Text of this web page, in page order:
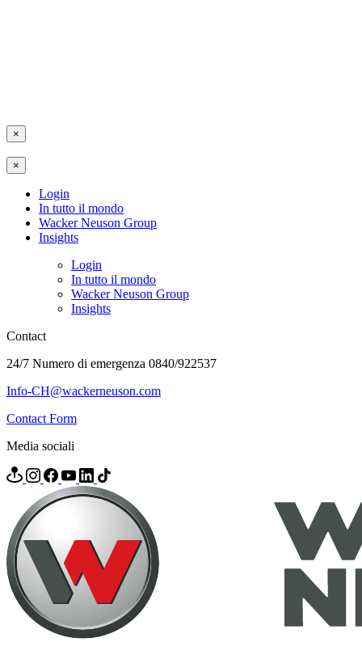
×
×
Login
In tutto il mondo
Wacker Neuson Group
Insights
Login
In tutto il mondo
Wacker Neuson Group
Insights
Contact
24/7 Numero di emergenza 0840/922537
Info-CH@wackerneuson.com
Contact Form
Media sociali